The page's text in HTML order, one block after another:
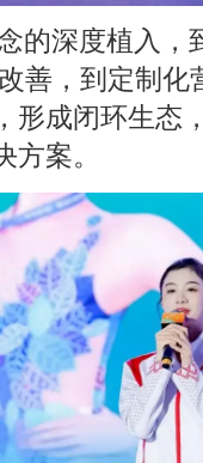
的深度植入，
善，到定制化
形成闭环生态
案。